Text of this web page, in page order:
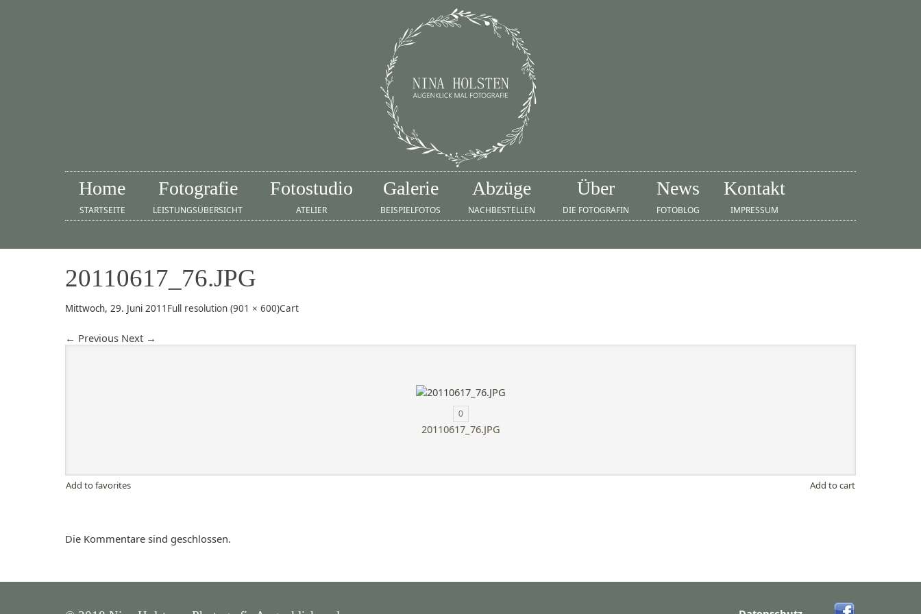
Home
STARTSEITE
Fotografie
LEISTUNGSÜBERSICHT
Fotostudio
ATELIER
Galerie
BEISPIELFOTOS
Abzüge
NACHBESTELLEN
Über
DIE FOTOGRAFIN
News
FOTOBLOG
Kontakt
IMPRESSUM
20110617_76.JPG
Mittwoch, 29. Juni 2011 Full resolution (901 × 600)Cart
← Previous Next →
0
20110617_76.JPG
Add to favorites Add to cart
Die Kommentare sind geschlossen.